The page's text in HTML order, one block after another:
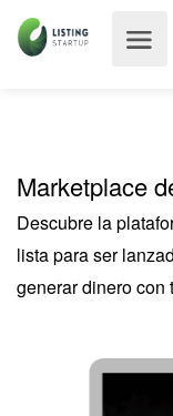
Marketplace
Descubre la
lista para ser
generar dinero con